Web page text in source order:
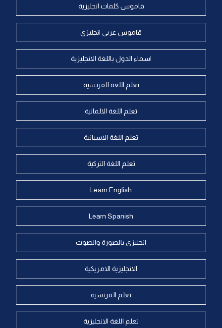
قاموس كلمات انجليزية
قاموس عربي انجليزي
اسماء الدول باللغة الانجليزية
تعلم اللغة الفرنسية
تعلم اللغة الالمانية
تعلم اللغة الاسبانية
تعلم اللغة التركية
Learn English
Learn Spanish
انجليزي بالصورة والصوت
الانجليزية الامريكية
تعلم الفرنسية
تعلم اللغة الانجليزية